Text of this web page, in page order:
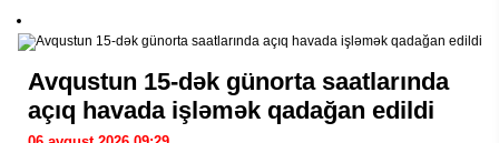
Avqustun 15-dək günorta saatlarında
açıq havada işləmək qadağan edildi